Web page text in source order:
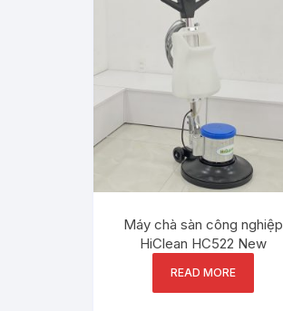
Máy chà sàn công nghiệp
HiClean HC522 New
READ MORE